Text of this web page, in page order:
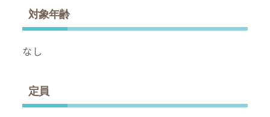
対象年齢
なし
定員